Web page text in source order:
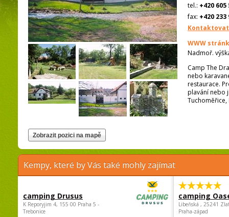
tel.: +420 605
fax: +420 233
WWW
Nadmoř.
Camp The
nebo
restaurace.
plavání nebo
Tuchoměřice,
Kempy, které by Vás také mohly zajímat
camping Drusus
K Reporyjim 4, 155 00 Praha 5 -
Trebonice
camping
Libeňská , 25241
Praha-západ